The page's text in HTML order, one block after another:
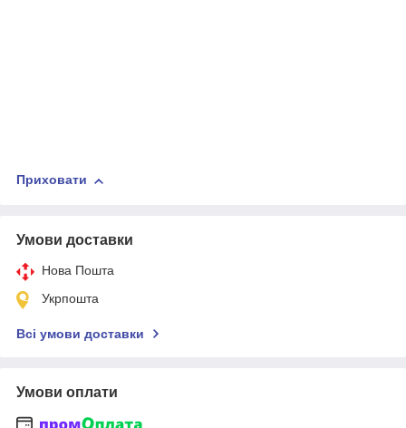
Приховати
Умови доставки
Нова Пошта
Укрпошта
Всі умови доставки
Умови оплати